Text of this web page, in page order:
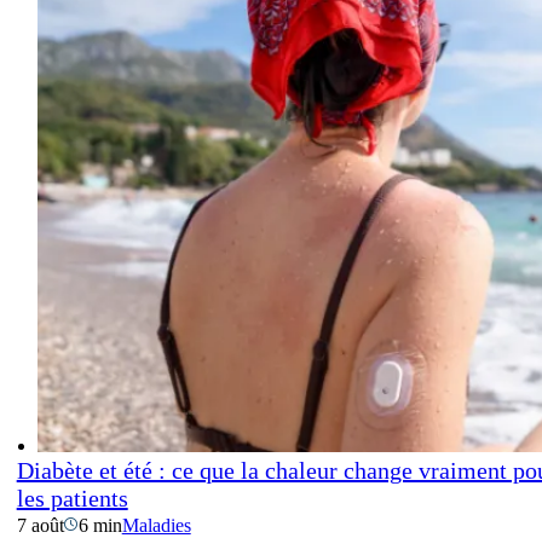
Diabète et été : ce que la chaleur change vraiment
les patients
7 août 6 minMaladies